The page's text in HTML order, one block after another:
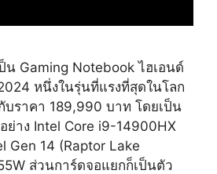
น Gaming Notebook ไฮเอนด์
หนึ่งในรุ่นที่แรงที่สุดในโลก
ราคา 189,990 บาท โดยเป็น
ย่าง Intel Core i9-14900HX
Gen 14 (Raptor Lake
ส่วนการ์ดจอแยกก็เป็นตัว